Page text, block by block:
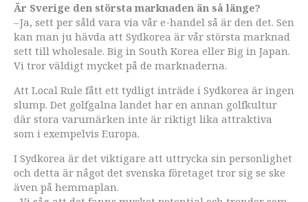
Är Sverige den största marknaden än så länge?
– Ja, sett per såld vara via vår e-handel så är den det. Sen
kan man ju hävda att Sydkorea är vår största marknad
sett till wholesale. Big in South Korea eller Big in Japan.
Vi tror väldigt mycket på de marknaderna.
Att Local Rule fått ett tydligt inträde i Sydkorea är ingen
slump. Det golfgalna landet har en annan golfkultur
där stora varumärken inte är riktigt lika attraktiva
som i exempelvis Europa.
I Sydkorea är det viktigare att uttrycka sin personlighet
och detta är något det svenska företaget tror sig se ske
även på hemmaplan.